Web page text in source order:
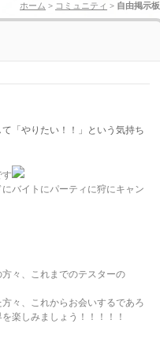
ホーム > コミュニティ > 自由掲示板
「やりたい！！」という気持ち
バイトにパーティに狩にキャン
々、これまでのテスターの
々、これからお会いするであろ
楽しみましょう！！！！！